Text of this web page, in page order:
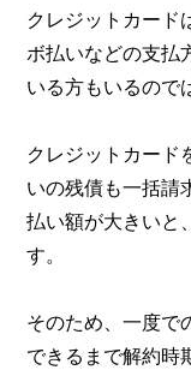
クレジットカード
ボ払いなどの支払
いる方もいるので
クレジットカード
いの残債も一括請
払い額が大きいと
す。
そのため、一度で
できるまで解約時